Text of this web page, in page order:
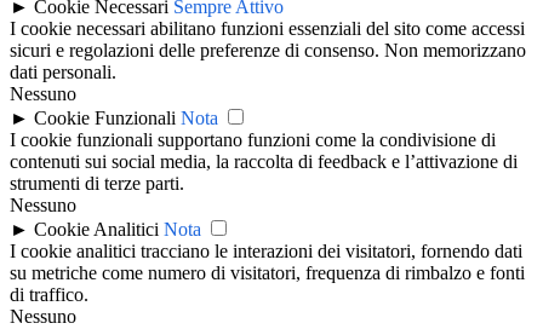
► Cookie Necessari Sempre Attivo
I cookie necessari abilitano funzioni essenziali del sito come accessi
sicuri e regolazioni delle preferenze di consenso. Non memorizzano
dati personali.
Nessuno
► Cookie Funzionali Nota
I cookie funzionali supportano funzioni come la condivisione di
contenuti sui social media, la raccolta di feedback e l’attivazione di
strumenti di terze parti.
Nessuno
► Cookie Analitici Nota
I cookie analitici tracciano le interazioni dei visitatori, fornendo dati
su metriche come numero di visitatori, frequenza di rimbalzo e fonti
di traffico.
Nessuno